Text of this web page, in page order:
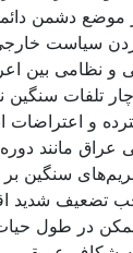
موضع دشمن
سیاست
و نظامی بین
تلفات
و
عراق مانند
سنگین
شدید
در طول حیات